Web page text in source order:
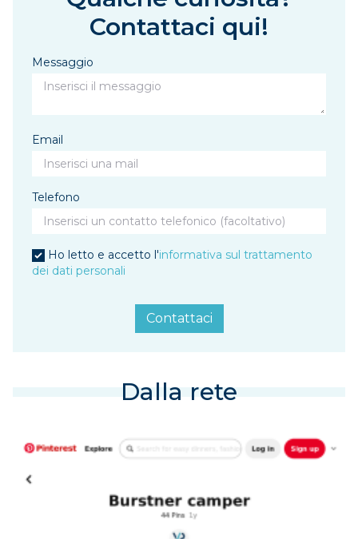
Contattaci qui!
Messaggio
Email
Telefono
Ho letto e accetto l'informativa sul trattamento
dei dati personali
Contattaci
Dalla rete